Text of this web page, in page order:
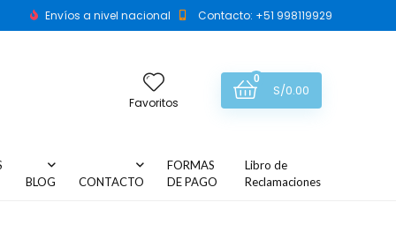
Envíos a nivel nacional Contacto: +51 998119929
Favoritos
0
S/0.00
BLOG
CONTACTO
FORMAS
DE PAGO
Libro de
Reclamaciones